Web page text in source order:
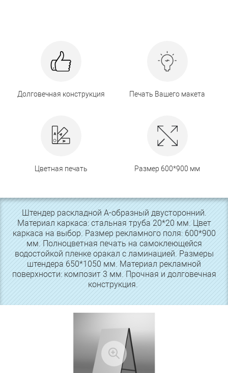
Долговечная конструкция Печать Вашего макета
Цветная печать Размер 600*900 мм
Штендер раскладной А-образный двусторонний.
Материал каркаса: стальная труба 20*20 мм. Цвет
каркаса на выбор. Размер рекламного поля: 600*900
мм. Полноцветная печать на самоклеющейся
водостойкой пленке оракал с ламинацией. Размеры
штендера 650*1050 мм. Материал рекламной
поверхности: композит 3 мм. Прочная и долговечная
конструкция.